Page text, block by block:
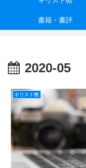
書籍・書評
2020-05
キリスト教